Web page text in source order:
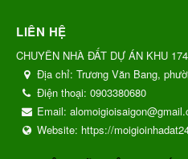
LIÊN HỆ
CHUYÊN NHÀ ĐẤT DỰ ÁN KHU
Địa chỉ: Trương Văn Bang,
Điện thoại: 0903380680
Email:
Website: https://